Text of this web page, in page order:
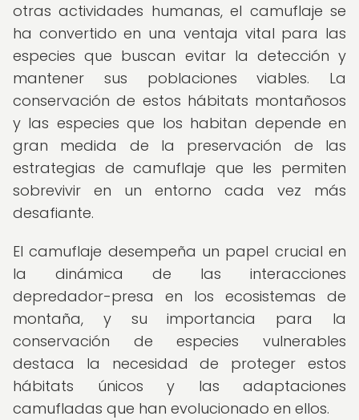
otras actividades humanas, el camuflaje se
ha convertido en una ventaja vital para las
especies que buscan evitar la detección y
mantener sus poblaciones viables. La
conservación de estos hábitats montañosos
y las especies que los habitan depende en
gran medida de la preservación de las
estrategias de camuflaje que les permiten
sobrevivir en un entorno cada vez más
desafiante.
El camuflaje desempeña un papel crucial en
la dinámica de las interacciones
depredador-presa en los ecosistemas de
montaña, y su importancia para la
conservación de especies vulnerables
destaca la necesidad de proteger estos
hábitats únicos y las adaptaciones
camufladas que han evolucionado en ellos.